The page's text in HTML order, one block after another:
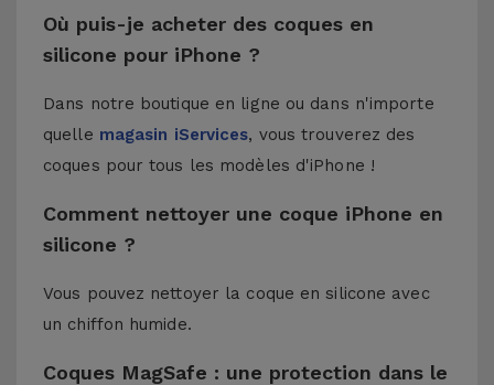
Où puis-je acheter des coques en
silicone pour iPhone ?
Dans notre boutique en ligne ou dans n'importe
quelle magasin iServices, vous trouverez des
coques pour tous les modèles d'iPhone !
Comment nettoyer une coque iPhone en
silicone ?
Vous pouvez nettoyer la coque en silicone avec
un chiffon humide.
Coques MagSafe : une protection dans le